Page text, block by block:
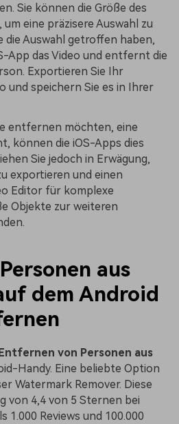
Sie können die Größe des
um eine präzisere Auswahl zu
die Auswahl getroffen haben,
App das Video und entfernt die
Exportieren Sie Ihr
und speichern Sie es in Ihrer
entfernen möchten, eine
können die iOS-Apps dies
Sie jedoch in Erwägung,
exportieren und einen
Editor für komplexe
Objekte zur weiteren
aus
dem Android
von Personen aus
Handy. Eine beliebte Option
Watermark Remover. Diese
von 4,4 von 5 Sternen bei
1.000 Reviews und 100.000